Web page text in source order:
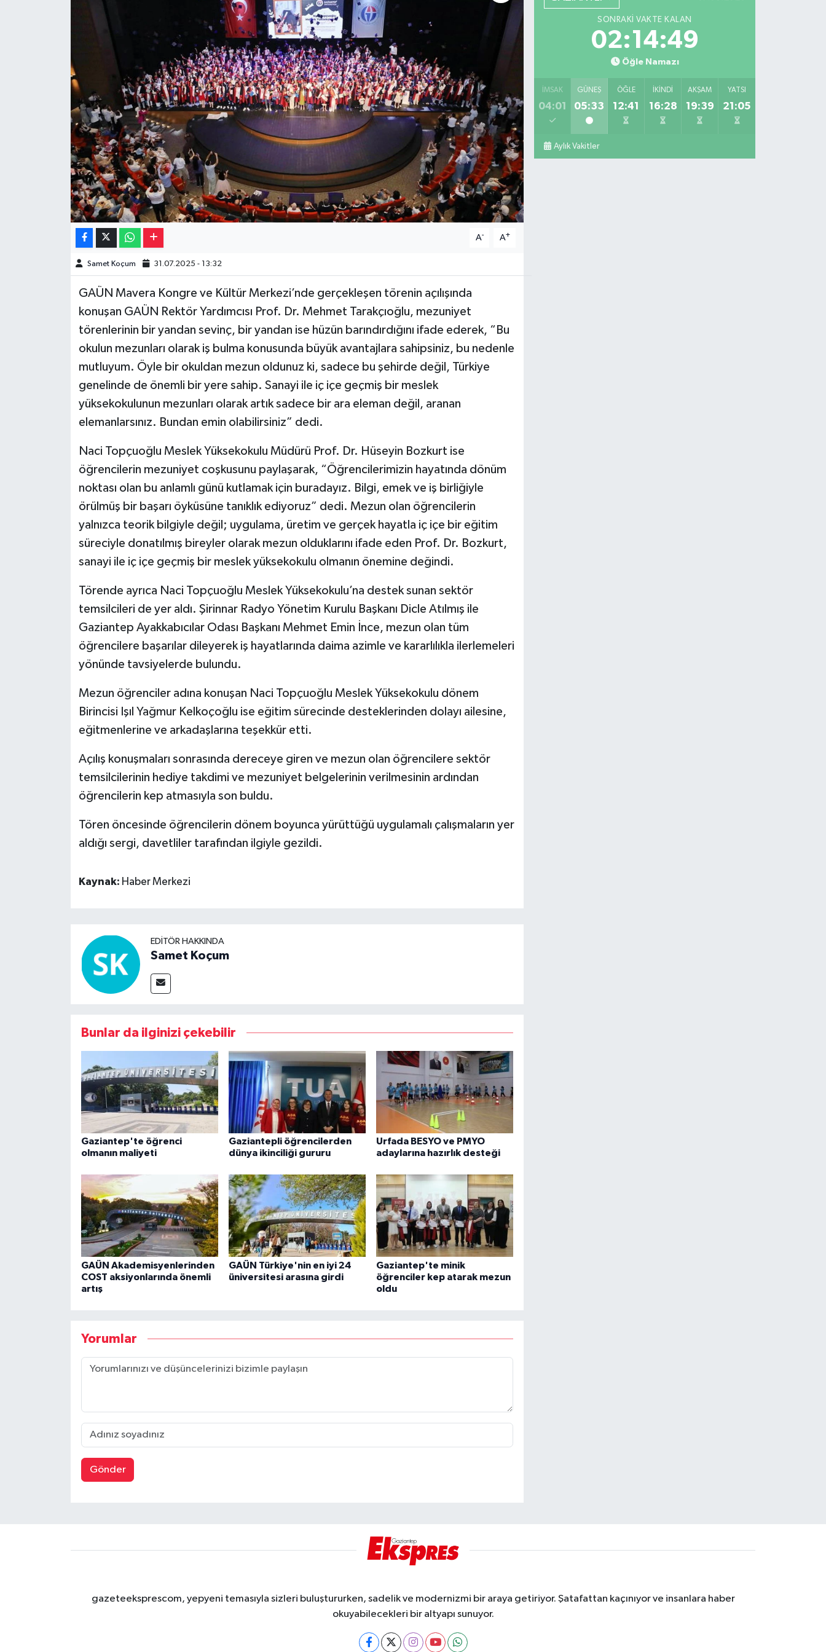
A- A+
Samet Koçum 31.07.2025 - 13:32
GAÜN Mavera Kongre ve Kültür Merkezi’nde gerçekleşen törenin açılışında
konuşan GAÜN Rektör Yardımcısı Prof. Dr. Mehmet Tarakçıoğlu, mezuniyet
törenlerinin bir yandan sevinç, bir yandan ise hüzün barındırdığını ifade ederek, “Bu
okulun mezunları olarak iş bulma konusunda büyük avantajlara sahipsiniz, bu nedenle
mutluyum. Öyle bir okuldan mezun oldunuz ki, sadece bu şehirde değil, Türkiye
genelinde de önemli bir yere sahip. Sanayi ile iç içe geçmiş bir meslek
yüksekokulunun mezunları olarak artık sadece bir ara eleman değil, aranan
elemanlarsınız. Bundan emin olabilirsiniz” dedi.
Naci Topçuoğlu Meslek Yüksekokulu Müdürü Prof. Dr. Hüseyin Bozkurt ise
öğrencilerin mezuniyet coşkusunu paylaşarak, “Öğrencilerimizin hayatında dönüm
noktası olan bu anlamlı günü kutlamak için buradayız. Bilgi, emek ve iş birliğiyle
örülmüş bir başarı öyküsüne tanıklık ediyoruz” dedi. Mezun olan öğrencilerin
yalnızca teorik bilgiyle değil; uygulama, üretim ve gerçek hayatla iç içe bir eğitim
süreciyle donatılmış bireyler olarak mezun olduklarını ifade eden Prof. Dr. Bozkurt,
sanayi ile iç içe geçmiş bir meslek yüksekokulu olmanın önemine değindi.
Törende ayrıca Naci Topçuoğlu Meslek Yüksekokulu’na destek sunan sektör
temsilcileri de yer aldı. Şirinnar Radyo Yönetim Kurulu Başkanı Dicle Atılmış ile
Gaziantep Ayakkabıcılar Odası Başkanı Mehmet Emin İnce, mezun olan tüm
öğrencilere başarılar dileyerek iş hayatlarında daima azimle ve kararlılıkla ilerlemeleri
yönünde tavsiyelerde bulundu.
Mezun öğrenciler adına konuşan Naci Topçuoğlu Meslek Yüksekokulu dönem
Birincisi Işıl Yağmur Kelkoçoğlu ise eğitim sürecinde desteklerinden dolayı ailesine,
eğitmenlerine ve arkadaşlarına teşekkür etti.
Açılış konuşmaları sonrasında dereceye giren ve mezun olan öğrencilere sektör
temsilcilerinin hediye takdimi ve mezuniyet belgelerinin verilmesinin ardından
öğrencilerin kep atmasıyla son buldu.
Tören öncesinde öğrencilerin dönem boyunca yürüttüğü uygulamalı çalışmaların yer
aldığı sergi, davetliler tarafından ilgiyle gezildi.
Kaynak: Haber Merkezi
EDITÖR HAKKINDA
Samet Koçum
Bunlar da ilginizi çekebilir
Gaziantep'te öğrenci
olmanın maliyeti
Gaziantepli öğrencilerden
dünya ikinciliği gururu
Urfada BESYO ve PMYO
adaylarına hazırlık desteği
GAÜN Akademisyenlerinden
COST aksiyonlarında önemli
artış
GAÜN Türkiye'nin en iyi 24
üniversitesi arasına girdi
Gaziantep'te minik
öğrenciler kep atarak mezun
oldu
Yorumlar
Gönder
SONRAKI VAKTE KALAN
02:14:48
Öğle Namazı
İMSAK
04:01
GÜNEŞ
05:33
ÖĞLE
12:41
İKINDI
16:28
AKŞAM
19:39
YATSI
21:05
Aylık Vakitler
gazeteeksprescom, yepyeni temasıyla sizleri buluştururken, sadelik ve modernizmi bir araya getiriyor. Şatafattan kaçınıyor ve insanlara haber
okuyabilecekleri bir altyapı sunuyor.
Resmi İlanlar
Sinemalar
Siyaset
Yeme-İçme